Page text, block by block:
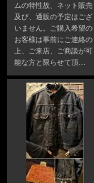
ムの特性故、ネット販売
及び、通販の予定はござ
いません。ご購入希望の
お客様は事前にご連絡の
上、ご来店、ご商談が可
能な方と限らせて頂…